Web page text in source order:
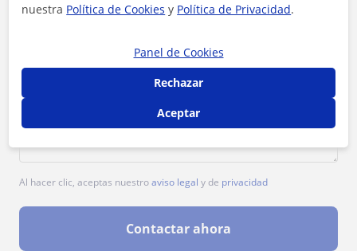
Al hacer clic, aceptas nuestroaviso legal y de privacidad
Contactar ahora
nuestra Política de Cookies y Política de Privacidad.
Panel de Cookies
Rechazar
Aceptar